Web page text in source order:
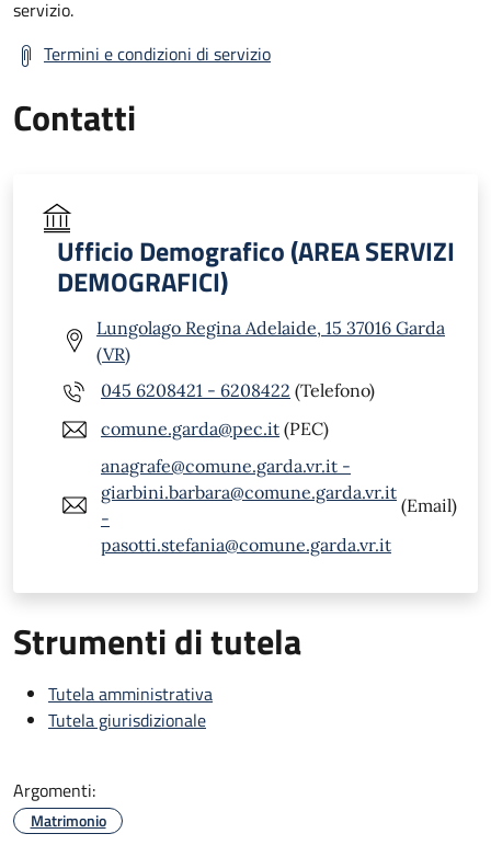
servizio.
Termini e condizioni di servizio
Contatti
Ufficio Demografico (AREA SERVIZI
DEMOGRAFICI)
Lungolago Regina Adelaide, 15 37016 Garda
(VR)
045 6208421 - 6208422 (Telefono)
comune.garda@pec.it (PEC)
anagrafe@comune.garda.vr.it -
giarbini.barbara@comune.garda.vr.it
-
pasotti.stefania@comune.garda.vr.it
(Email)
Strumenti di tutela
Tutela amministrativa
Tutela giurisdizionale
Argomenti:
Matrimonio